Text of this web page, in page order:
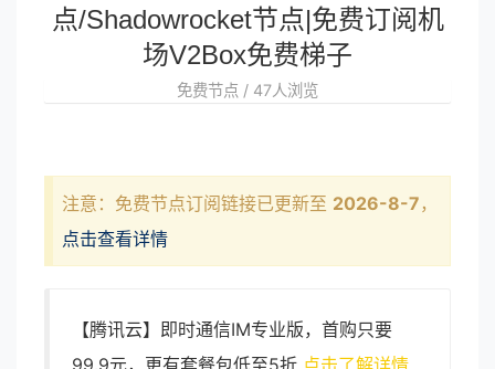
点/Shadowrocket节点|免费订阅机
场V2Box免费梯子
免费节点 / 47人浏览
注意：免费节点订阅链接已更新至 2026-8-7 ，
点击查看详情
【腾讯云】即时通信IM专业版，首购只要
99.9元，更有套餐包低至5折 点击了解详情